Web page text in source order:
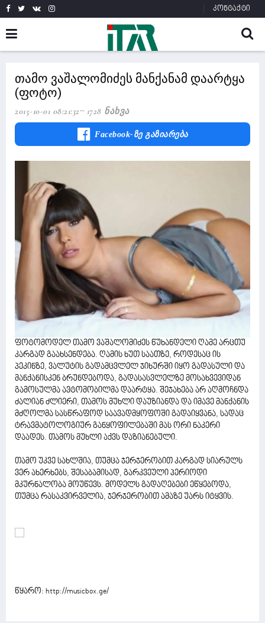
კონტაქტი
თამო ვაშალომიძეს მანქანამ დაარტყა
(ფოტო)
2015-10-01 08:21:32 1728 Ნახვა
Facebook-Ზე Გაზიარება
ფოტომოდელ თამო ვაშალომიძეს წუხანდელი ღამე არცთუ
კარგად გაახსენდება. ღამის ხუთ საათზე, როდესაც ის
პეკინზე, ვალუტის გადამცვლელ ჯიხურში იყო გადასული და
მანქანისკენ ბრუნდებოდა, გადასასვლელზე მოსახვევიდან
გამოსულმა ავტომობილმა დაარტყა. შეჯახება არ აღმოჩნდა
ძალიან ძლიერი, თამოს მუხლი დაუზიანდა და იმავე მანქანის
მძღოლმა სასწრაფოდ საავადმყოფოში გადაიყვანა, სადაც
ტრავმატოლოგიურ განყოფილებაში მას ორი ნაკერი
დაადეს. თამოს მუხლი აქვს დაზიანებული.
თამო უკვე სახლშია, თუმცა ჯერჯერობით კარგად სიარულს
ვერ ახერხებს, შესაბამისად, გარკვეული პერიოდი
მკურნალობა მოუწევს. მოდელს გადაღებები ეწყებოდა,
თუმცა რასაკვირველია, ჯერჯერობით ამაზე უარს იტყვის.
წყარო: http://musicbox.ge/